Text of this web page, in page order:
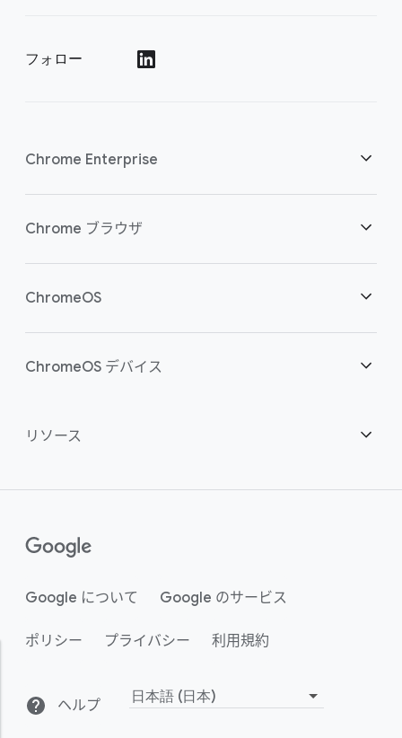
フォロー
Chrome Enterprise
セキュリティ
Chrome ブラウザ
概要
ChromeOS
概要
コンタクト センター
Chrome Enterprise Upgrade
サステナビリティ
小売
ChromeOS デバイス
概要
デバイス
購入方法
リソース
ガイド
()
Google について Google のサービス
ポリシー プライバシー 利用規約
ヘルプ
言